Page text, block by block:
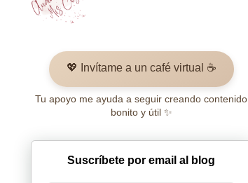
💖 Invítame a un café virtual ☕
Tu apoyo me ayuda a seguir creando contenido
bonito y útil ✨
Suscríbete por email al blog